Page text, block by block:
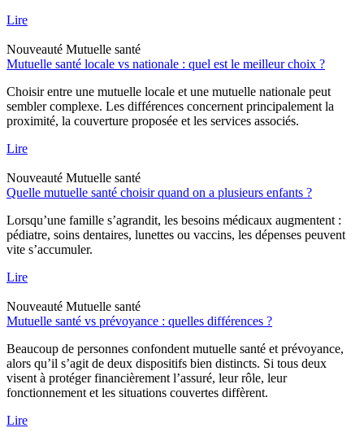
Lire
Nouveauté Mutuelle santé
Mutuelle santé locale vs nationale : quel est le meilleur choix ?
Choisir entre une mutuelle locale et une mutuelle nationale peut
sembler complexe. Les différences concernent principalement la
proximité, la couverture proposée et les services associés.
Lire
Nouveauté Mutuelle santé
Quelle mutuelle santé choisir quand on a plusieurs enfants ?
Lorsqu’une famille s’agrandit, les besoins médicaux augmentent :
pédiatre, soins dentaires, lunettes ou vaccins, les dépenses peuvent
vite s’accumuler.
Lire
Nouveauté Mutuelle santé
Mutuelle santé vs prévoyance : quelles différences ?
Beaucoup de personnes confondent mutuelle santé et prévoyance,
alors qu’il s’agit de deux dispositifs bien distincts. Si tous deux
visent à protéger financièrement l’assuré, leur rôle, leur
fonctionnement et les situations couvertes diffèrent.
Lire